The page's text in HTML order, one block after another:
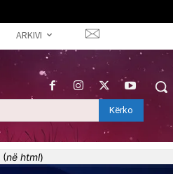
ARKIVI
Kërko
(në html)